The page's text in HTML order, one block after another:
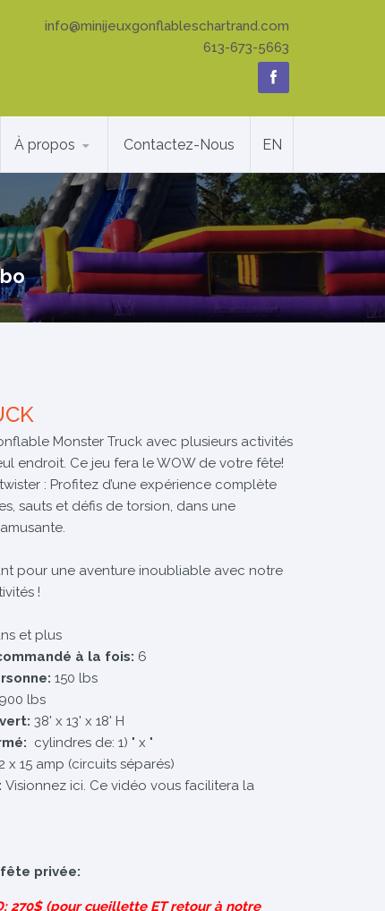
info@minijeuxgonflableschartrand.com
613-673-5663
À propos Contactez-Nous EN
Monster Truck avec plusieurs activités
endroit. Ce jeu fera le WOW de votre fête!
: Profitez d’une expérience complète
sauts et défis de torsion, dans une
pour une aventure inoubliable avec notre
!
et plus
à la fois: 6
150 lbs
900 lbs
38' x 13' x 18' H
cylindres de: 1) " x "
2 x 15 amp (circuits séparés)
Visionnez ici. Ce vidéo vous facilitera la
privée:
270$ (pour cueillette ET retour à notre